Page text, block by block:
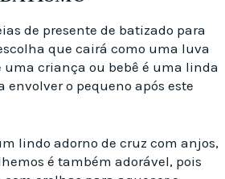
de presente de batizado para
que cairá como uma luva
uma criança ou bebê é uma linda
envolver o pequeno após este
lindo adorno de cruz com anjos,
é também adorável, pois